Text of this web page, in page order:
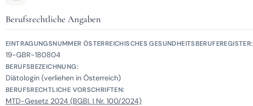
Berufsrechtliche Angaben
EINTRAGUNGSNUMMER ÖSTERREICHISCHES GESUNDHEITSBERUFEREGISTER:
19-GBR-180804
BERUFSBEZEICHNUNG:
Diätologin (verliehen in Österreich)
BERUFSRECHTLICHE VORSCHRIFTEN:
MTD-Gesetz 2024 (BGBl. I Nr. 100/2024)